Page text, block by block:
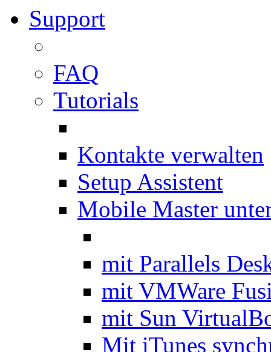
Support
FAQ
Tutorials
Kontakte verwalten
Setup Assistent
Mobile Master
mit Parallels
mit VMWare
mit Sun
Mit iTunes